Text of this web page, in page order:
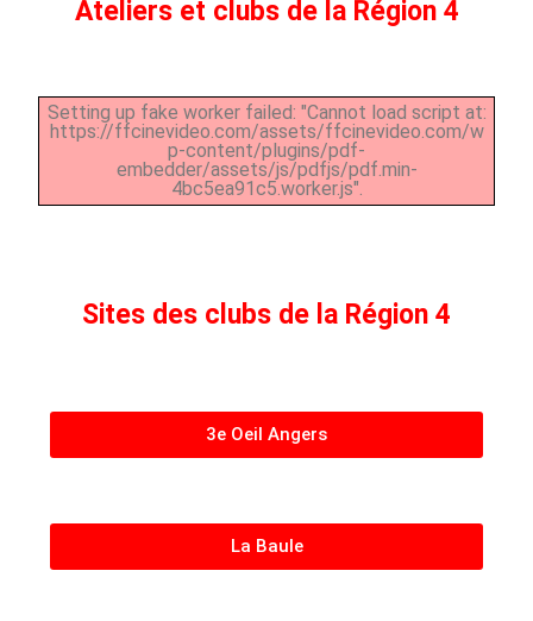
Ateliers et clubs de la Région 4
Setting up fake worker failed: "Cannot load script at:
https://ffcinevideo.com/assets/ffcinevideo.com/w
p-content/plugins/pdf-
embedder/assets/js/pdfjs/pdf.min-
4bc5ea91c5.worker.js".
Sites des clubs de la Région 4
3e Oeil Angers
La Baule